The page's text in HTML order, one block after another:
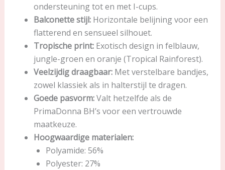
ondersteuning tot en met I-cups.
Balconette stijl:Horizontale belijning voor een
flatterend en sensueel silhouet.
Tropische print:Exotisch design in felblauw,
jungle-groen en oranje (Tropical Rainforest).
Veelzijdig draagbaar:Met verstelbare bandjes,
zowel klassiek als in halterstijl te dragen.
Goede pasvorm:Valt hetzelfde als de
PrimaDonna BH’s voor een vertrouwde
maatkeuze.
Hoogwaardige materialen:
Polyamide: 56%
Polyester: 27%